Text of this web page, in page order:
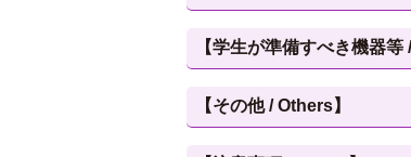
【学生が準備すべき機器
【その他 / Others】